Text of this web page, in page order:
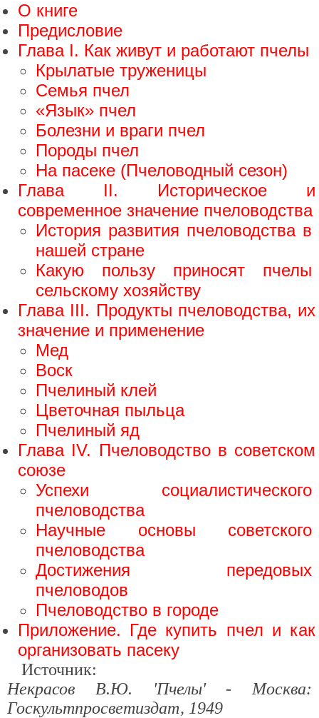
О книге
Предисловие
Глава I. Как живут и работают пчелы
Крылатые труженицы
Семья пчел
«Язык» пчел
Болезни и враги пчел
Породы пчел
На пасеке (Пчеловодный сезон)
Глава II. Историческое и
современное значение пчеловодства
История развития пчеловодства в
нашей стране
Какую пользу приносят пчелы
сельскому хозяйству
Глава III. Продукты пчеловодства, их
значение и применение
Мед
Воск
Пчелиный клей
Цветочная пыльца
Пчелиный яд
Глава IV. Пчеловодство в советском
союзе
Успехи социалистического
пчеловодства
Научные основы советского
пчеловодства
Достижения передовых
пчеловодов
Пчеловодство в городе
Приложение. Где купить пчел и как
организовать пасеку
Источник:
Некрасов В.Ю. 'Пчелы' - Москва:
Госкультпросветиздат, 1949